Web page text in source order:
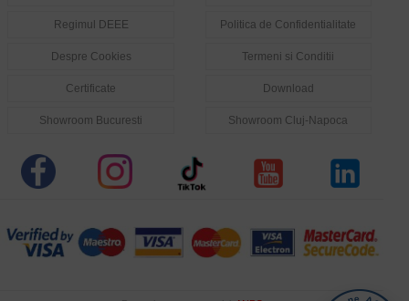
Regimul DEEE Politica de Confidentialitate
Despre Cookies Termeni si Conditii
Certificate Download
Showroom Bucuresti Showroom Cluj-Napoca